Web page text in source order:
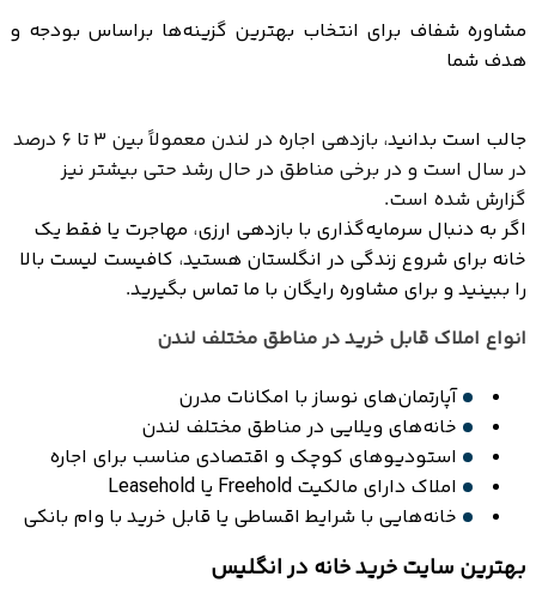
مشاوره شفاف برای انتخاب بهترین گزینه‌ها براساس بودجه و
هدف شما
جالب است بدانید،
بازدهی اجاره در لندن معمولاً بین ۳ تا ۶ درصد
در سال است و در برخی مناطق در حال رشد حتی بیشتر نیز
گزارش شده است.
اگر به دنبال سرمایه‌گذاری با بازدهی ارزی، مهاجرت یا فقط یک
خانه برای شروع زندگی در انگلستان هستید، کافیست لیست بالا
را ببینید و برای مشاوره رایگان با ما تماس بگیرید.
انواع املاک قابل خرید در مناطق مختلف لندن
آپارتمان‌های نوساز با امکانات مدرن
خانه‌های ویلایی در مناطق مختلف لندن
استودیوهای کوچک و اقتصادی مناسب برای اجاره
املاک دارای مالکیت Freehold یا Leasehold
خانه‌هایی با شرایط اقساطی یا قابل خرید با وام بانکی
بهترین سایت خرید خانه در انگلیس